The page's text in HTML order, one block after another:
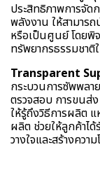
ประสิทธิภาพการจัด
พลังงาน ให้สามาร
หรือเป็นศูนย์ โดยพิ
ทรัพยากรธรรมชาติ
Transparent
กระบวนการซัพพลา
ตรวจสอบ การขนส่
ให้รู้ถึงวิธีการผลิต
ผลิต ช่วยให้ลูกค้าไ
วางใจและสร้างควา